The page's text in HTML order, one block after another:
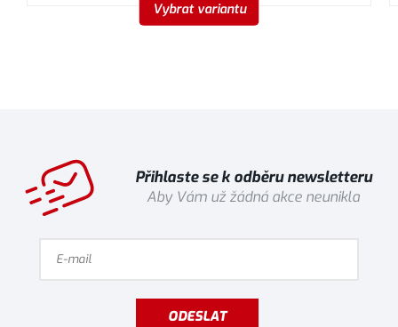
Vybrat variantu
Přihlaste se k odběru newsletteru
Aby Vám už žádná akce neunikla
ODESLAT